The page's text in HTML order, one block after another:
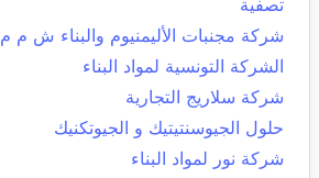
تصفية
شركة مجنبات الأليمنيوم والبناء ش م م
الشركة التونسية لمواد البناء
شركة سلاريج التجارية
حلول الجيوسنتيتيك و الجيوتكنيك
شركة نور لمواد البناء